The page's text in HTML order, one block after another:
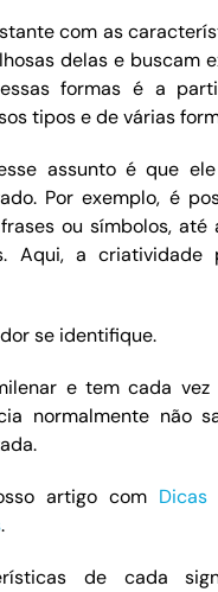
com as
delas e buscam
formas é a
tipos e de várias
assunto é que
Por exemplo, é
ou símbolos, até
Aqui, a criatividade
se identifique.
e tem cada vez
normalmente não
artigo com Dicas
.
de cada